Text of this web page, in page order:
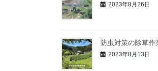
2023年8月26日
防虫対策の除草作
2023年8月13日